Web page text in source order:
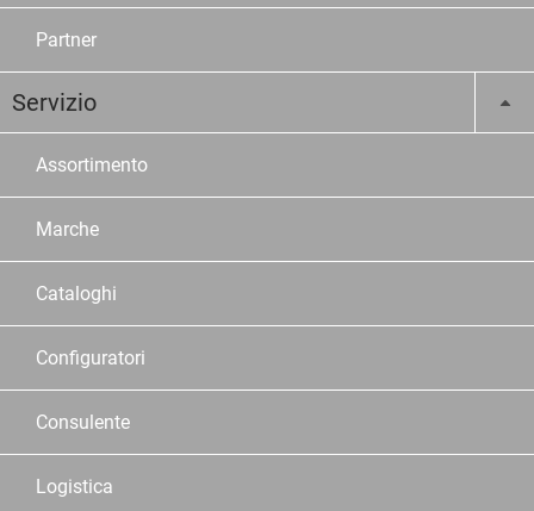
Partner
Servizio
Assortimento
Marche
Cataloghi
Configuratori
Consulente
Logistica